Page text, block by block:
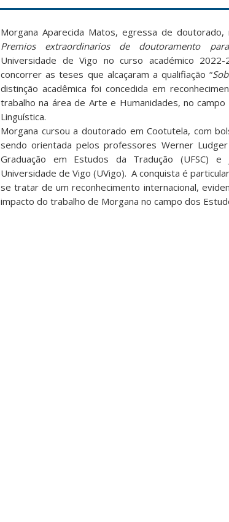
Morgana Aparecida Matos, egressa de
Premios extraordinarios de doutoramento
Universidade de Vigo no curso académico 2022-
concorrer as teses que alcaçaram a qualifiação “
distinção acadêmica foi concedida em
trabalho na área de Arte e Humanidades, no campo
Linguística.
Morgana cursou a doutorado em Cootutela, com
sendo orientada pelos professores Werner
Graduação em Estudos da Tradução (UFSC)
Universidade de Vigo (UVigo). A conquista é
se tratar de um reconhecimento internacional,
impacto do trabalho de Morgana no campo dos